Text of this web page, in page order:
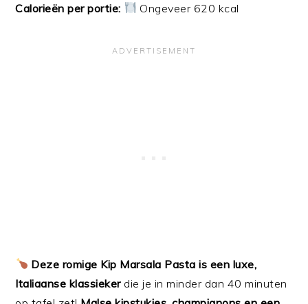
Calorieën per portie:
Ongeveer 620 kcal
Deze romige Kip Marsala Pasta is een luxe,
Italiaanse klassiekerdie je in minder dan 40 minuten